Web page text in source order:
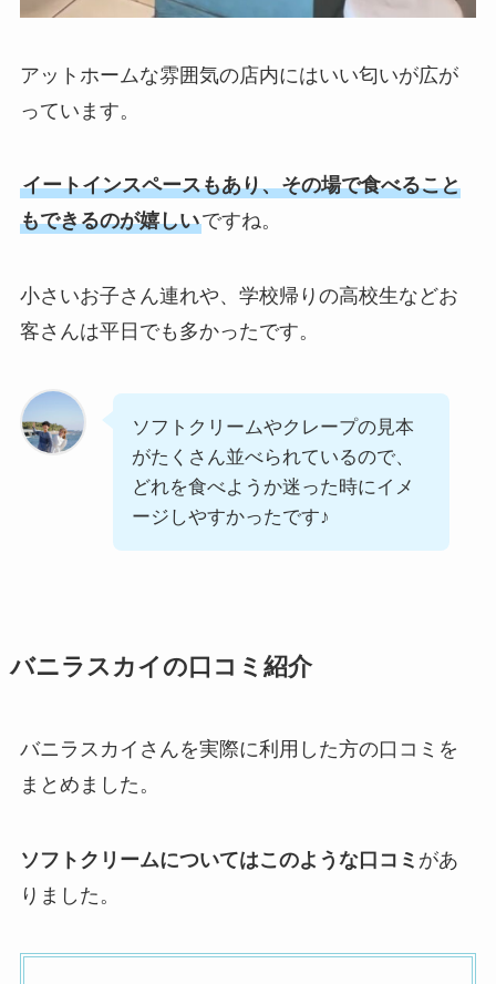
アットホームな雰囲気の店内にはいい匂いが広が
っています。
イートインスペースもあり、その場で食べること
もできるのが嬉しいですね。
小さいお子さん連れや、学校帰りの高校生などお
客さんは平日でも多かったです。
ソフトクリームやクレープの見本
がたくさん並べられているので、
どれを食べようか迷った時にイメ
ージしやすかったです♪
バニラスカイの口コミ紹介
バニラスカイさんを実際に利用した方の口コミを
まとめました。
ソフトクリームについてはこのような口コミ があ
りました。